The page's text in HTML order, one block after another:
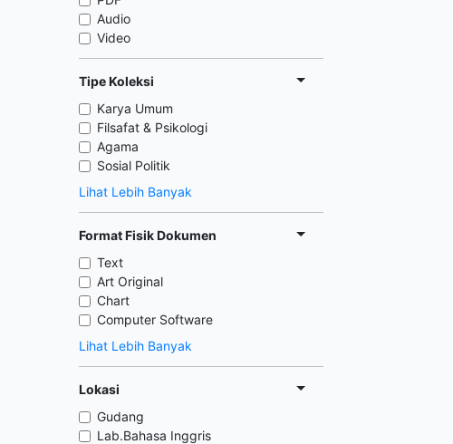
Audio
Video
Tipe Koleksi
Karya Umum
Filsafat & Psikologi
Agama
Sosial Politik
Lihat Lebih Banyak
Format Fisik Dokumen
Text
Art Original
Chart
Computer Software
Lihat Lebih Banyak
Lokasi
Gudang
Lab.Bahasa Inggris